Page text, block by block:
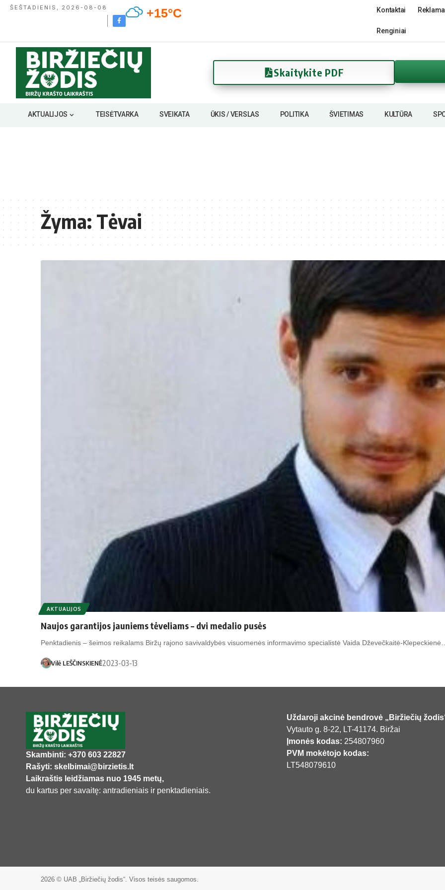
ŠEŠTADIENIS, 2026-08-08 +15°C Kontaktai Reklama
Renginiai
Skaitykite PDF
AKTUALIJOS TEISĖTVARKA SVEIKATA ŪKIS / VERSLAS POLITIKA ŠVIETIMAS KULTŪRA
Žyma:Tėvai
AKTUALIJOS
Naujos garantijos jauniems tėveliams – dvi medalio pusės
Penktadienis – šeimos reikalams Biržų rajono savivaldybės visuomenės informavimo specialistė Vaida Dževečkaitė-
Vilė LEŠČINSKIENĖ2023-03-13
Skambinti: +370 603 22827
Rašyti: skelbimai@birzietis.lt
Laikraštis leidžiamas nuo 1945 metų,
du kartus per savaitę: antradieniais ir penktadieniais.
Uždaroji akcinė bendrovė „Biržiečių
Vytauto g. 8-22, LT-41174. Biržai
Įmonės kodas: 254807960
PVM mokėtojo kodas:
LT548079610
2026 © UAB „Biržiečių žodis“. Visos teisės saugomos.